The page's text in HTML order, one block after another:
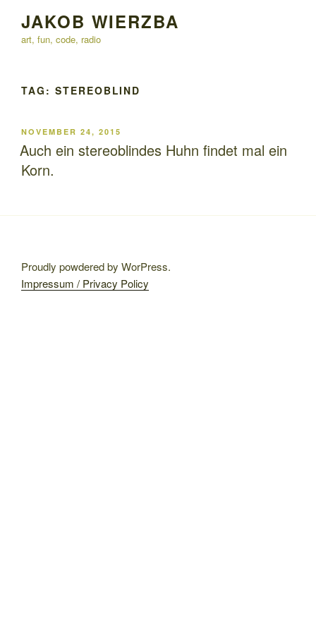
content
JAKOB WIERZBA
art, fun, code, radio
TAG: STEREOBLIND
POSTED
ON
NOVEMBER 24, 2015
Auch ein stereoblindes Huhn findet mal ein
Korn.
Proudly powdered by WorPress.
Impressum / Privacy Policy